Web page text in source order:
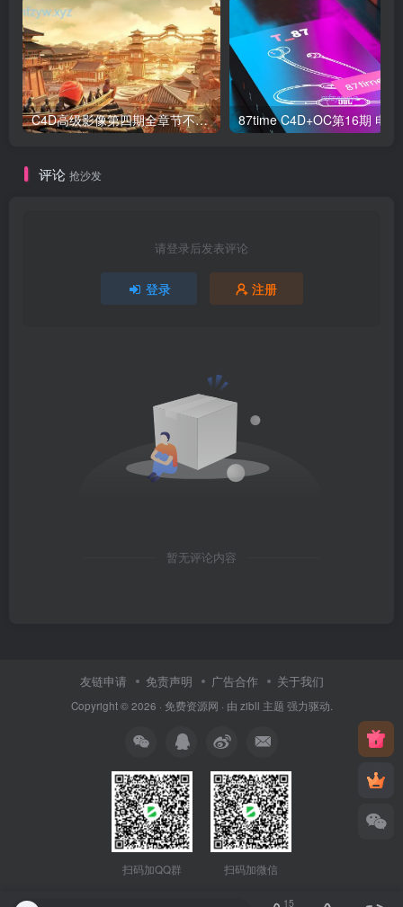
C4D高级影像第四期全章节不加密【画质高清有素材】
评论 抢沙发
请登录后发表评论
登录 注册
暂无评论内容
友链申请 免责声明 广告合作 关于我们
Copyright © 2026 · 免费资源网 · 由 zibll 主题 强力驱动.
扫码加QQ群 扫码加微信
15